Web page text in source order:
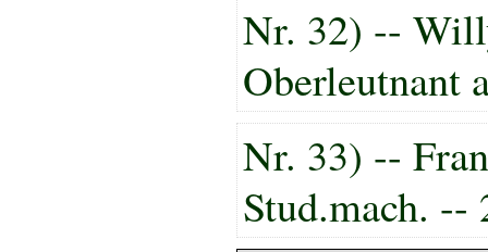
Nr. 32) --
Oberleutnant
Nr. 33) --
Stud.mach. --